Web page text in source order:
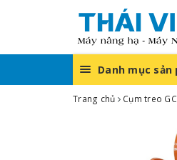
Danh mục sản
Trang chủ Cụm treo